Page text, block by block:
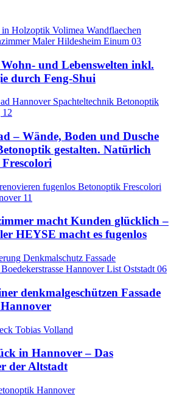
und Lebenswelten inkl.
durch Feng-Shui
– Wände, Boden und Dusche
gestalten. Natürlich
macht Kunden glücklich –
HEYSE macht es fugenlos
denkmalgeschützen Fassade
in Hannover – Das
der Altstadt